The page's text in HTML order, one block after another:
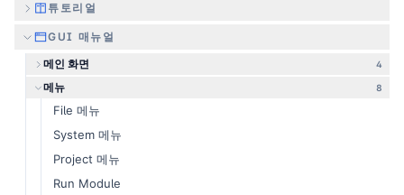
튜토리얼
GUI 매뉴얼
메인 화면
4
메뉴 8
File 메뉴
System 메뉴
Project 메뉴
Run Module